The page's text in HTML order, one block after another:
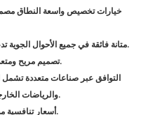
- متانة فائقة في جميع الأحوال الجوية تدعم الاستخدام في الظروف القاسية.
- تصميم مريح ومتعدد الاستخدامات يعزز سهولة الحمل.
والرياضات الخارجية وسفر الأعمال والهدايا المؤسسية.
- أسعار تنافسية مدعومة بتصنيع حديث وضمان الجودة.